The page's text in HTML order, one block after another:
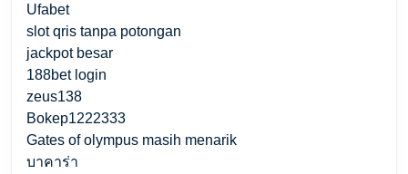
Ufabet
slot qris tanpa potongan
jackpot besar
188bet login
zeus138
Bokep1222333
Gates of olympus masih menarik
บาคาร่า